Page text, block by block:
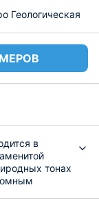
Геологическая
в
тонах